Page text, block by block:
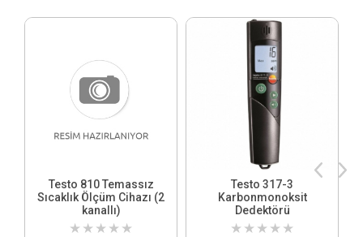
Testo 810 Temassız
Sıcaklık Ölçüm Cihazı (2
kanallı)
★ ★ ★ ★ ★
Testo 317-3
Karbonmonoksit
Dedektörü
★ ★ ★ ★ ★